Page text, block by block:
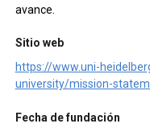
avance.
Sitio web
https://www.uni-
university/mission-
Fecha de fundación